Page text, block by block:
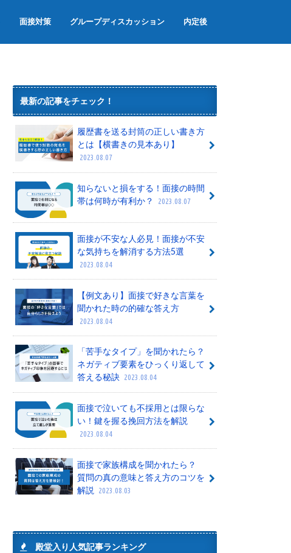
面接対策
面接のマナー
面接でよく聞かれる質問
グループディスカッション
グループワーク
内定後
内定辞退
内定者懇親会
内定式
最新の記事をチェック！
履歴書を送る封筒の正しい書き方
とは【横書きの見本あり】
2023.08.07
知らないと損をする！面接の時間
帯は何時が有利か？
2023.08.07
面接が不安な人必見！面接が不安
な気持ちを解消する方法5選
2023.08.04
【例文あり】面接で好きな言葉を
聞かれた時の的確な答え方
2023.08.04
「苦手なタイプ」を聞かれたら？
ネガティブ要素をひっくり返して
答える秘訣 2023.08.04
面接で泣いても不採用とは限らな
い！鍵を握る挽回方法を解説
2023.08.04
面接で家族構成を聞かれたら？
質問の真の意味と答え方のコツを
解説
2023.08.03
殿堂入り人気記事ランキング